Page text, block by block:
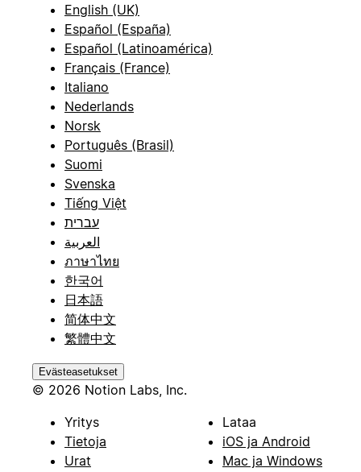
English (UK)
Español (España)
Español (Latinoamérica)
Français (France)
Italiano
Nederlands
Norsk
Português (Brasil)
Suomi
Svenska
Tiếng Việt
עברית
العربية
ภาษาไทย
한국어
日本語
简体中文
繁體中文
Evästeasetukset
© 2026 Notion Labs, Inc.
Yritys
Tietoja
Urat
Lataa
iOS ja Android
Mac ja Windows